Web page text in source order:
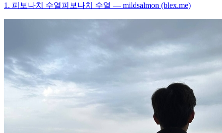
1. 피보나치 수열피보나치 수열 — mildsalmon (blex.me)